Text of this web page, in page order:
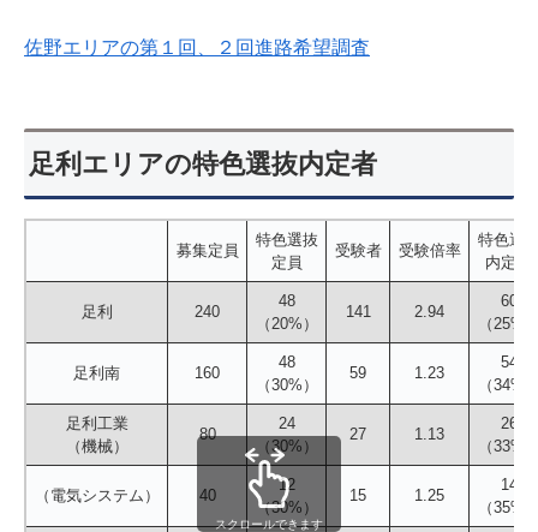
佐野エリアの第１回、２回進路希望調査
足利エリアの特色選抜内定者
募集定員
特色選抜
定員
受験者 受験倍率
特色選
内定者
足利 240
48
（20%）
141 2.94
60
（25%
足利南 160
48
（30%）
59 1.23
54
（34%
足利工業
（機械）
80
24
（30%）
27 1.13
26
（33%
（電気システム） 40
12
（30%）
15 1.25
14
（35%
スクロールできます